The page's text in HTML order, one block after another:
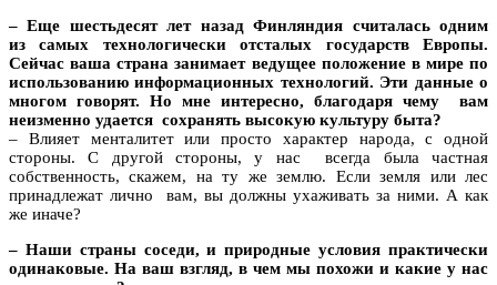
– Еще шестьдесят лет назад Финляндия считалась одним
из самых технологически отсталых государств Европы.
Сейчас ваша страна занимает ведущее положение в мире по
использованию информационных технологий. Эти данные о
многом говорят. Но мне интересно, благодаря чему вам
неизменно удается сохранять высокую культуру быта?
– Влияет менталитет или просто характер народа, с одной
стороны. С другой стороны, у нас всегда была частная
собственность, скажем, на ту же землю. Если земля или лес
принадлежат лично вам, вы должны ухаживать за ними. А как
же иначе?
– Наши страны соседи, и природные условия практически
одинаковые. На ваш взгляд, в чем мы похожи и какие у нас